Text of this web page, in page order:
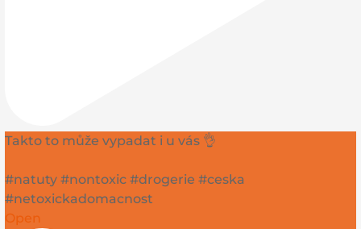
Takto to může vypadat i u vás 👌
#natuty #nontoxic #drogerie #ceska
#netoxickadomacnost
Open